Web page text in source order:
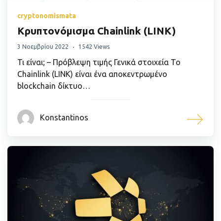
cryptonomismata
Κρυπτονόμισμα Chainlink (LINK)
3 Νοεμβρίου 2022 1542 Views
Τι είναι; – Πρόβλεψη τιμής Γενικά στοιχεία Το
Chainlink (LINK) είναι ένα αποκεντρωμένο
blockchain δίκτυο…
Konstantinos